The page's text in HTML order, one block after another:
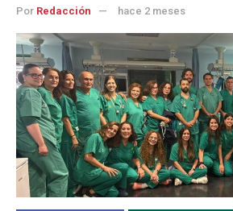
Por Redacción hace 2 meses